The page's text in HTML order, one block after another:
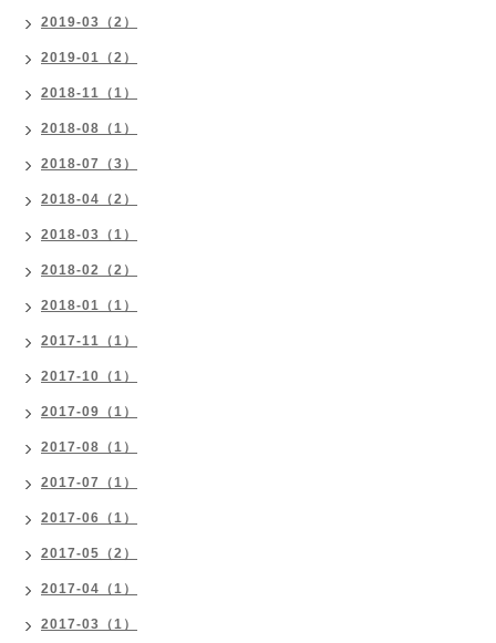
2019-03（2）
2019-01（2）
2018-11（1）
2018-08（1）
2018-07（3）
2018-04（2）
2018-03（1）
2018-02（2）
2018-01（1）
2017-11（1）
2017-10（1）
2017-09（1）
2017-08（1）
2017-07（1）
2017-06（1）
2017-05（2）
2017-04（1）
2017-03（1）